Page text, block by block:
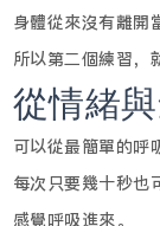
身體從來沒有離開
所以第二個練習，
從情緒
可以從最簡單的呼
每次只要幾十秒也
感覺呼吸進來。